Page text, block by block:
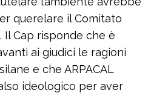
querelare il Comitato
Il Cap risponde che è
ai giudici le ragioni
e che ARPACAL
ideologico per aver